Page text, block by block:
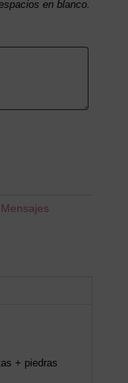
en blanco.
Mensajes
+ piedras